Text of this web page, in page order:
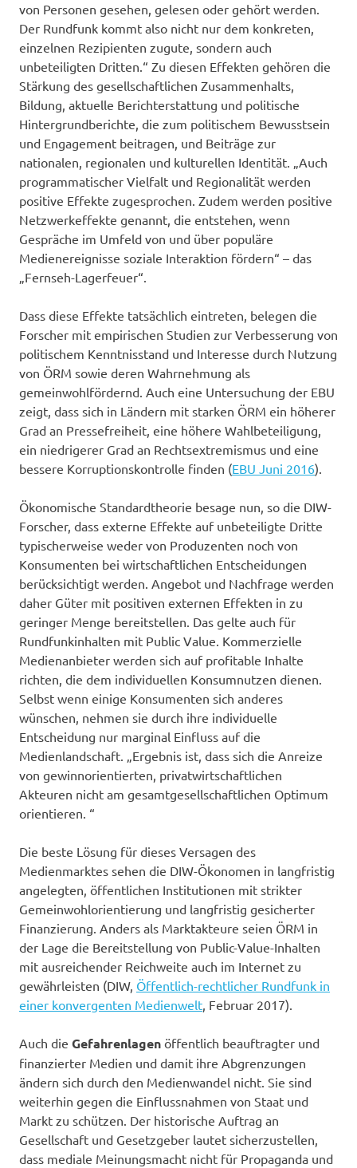
von Personen gesehen, gelesen oder gehört werden.
Der Rundfunk kommt also nicht nur dem konkreten,
einzelnen Rezipienten zugute, sondern auch
unbeteiligten Dritten.“ Zu diesen Effekten gehören die
Stärkung des gesellschaftlichen Zusammenhalts,
Bildung, aktuelle Berichterstattung und politische
Hintergrundberichte, die zum politischem Bewusstsein
und Engagement beitragen, und Beiträge zur
nationalen, regionalen und kulturellen Identität. „Auch
programmatischer Vielfalt und Regionalität werden
positive Effekte zugesprochen. Zudem werden positive
Netzwerkeffekte genannt, die entstehen, wenn
Gespräche im Umfeld von und über populäre
Medienereignisse soziale Interaktion fördern“ – das
„Fernseh-Lagerfeuer“.
Dass diese Effekte tatsächlich eintreten, belegen die
Forscher mit empirischen Studien zur Verbesserung von
politischem Kenntnisstand und Interesse durch Nutzung
von ÖRM sowie deren Wahrnehmung als
gemeinwohlfördernd. Auch eine Untersuchung der EBU
zeigt, dass sich in Ländern mit starken ÖRM ein höherer
Grad an Pressefreiheit, eine höhere Wahlbeteiligung,
ein niedrigerer Grad an Rechtsextremismus und eine
bessere Korruptionskontrolle finden (EBU Juni 2016).
Ökonomische Standardtheorie besage nun, so die DIW-
Forscher, dass externe Effekte auf unbeteiligte Dritte
typischerweise weder von Produzenten noch von
Konsumenten bei wirtschaftlichen Entscheidungen
berücksichtigt werden. Angebot und Nachfrage werden
daher Güter mit positiven externen Effekten in zu
geringer Menge bereitstellen. Das gelte auch für
Rundfunkinhalten mit Public Value. Kommerzielle
Medienanbieter werden sich auf profitable Inhalte
richten, die dem individuellen Konsumnutzen dienen.
Selbst wenn einige Konsumenten sich anderes
wünschen, nehmen sie durch ihre individuelle
Entscheidung nur marginal Einfluss auf die
Medienlandschaft. „Ergebnis ist, dass sich die Anreize
von gewinnorientierten, privatwirtschaftlichen
Akteuren nicht am gesamtgesellschaftlichen Optimum
orientieren. “
Die beste Lösung für dieses Versagen des
Medienmarktes sehen die DIW-Ökonomen in langfristig
angelegten, öffentlichen Institutionen mit strikter
Gemeinwohlorientierung und langfristig gesicherter
Finanzierung. Anders als Marktakteure seien ÖRM in
der Lage die Bereitstellung von Public-Value-Inhalten
mit ausreichender Reichweite auch im Internet zu
gewährleisten (DIW, Öffentlich-rechtlicher Rundfunk in
einer konvergenten Medienwelt , Februar 2017).
Auch die Gefahrenlagen öffentlich beauftragter und
finanzierter Medien und damit ihre Abgrenzungen
ändern sich durch den Medienwandel nicht. Sie sind
weiterhin gegen die Einflussnahmen von Staat und
Markt zu schützen. Der historische Auftrag an
Gesellschaft und Gesetzgeber lautet sicherzustellen,
dass mediale Meinungsmacht nicht für Propaganda und